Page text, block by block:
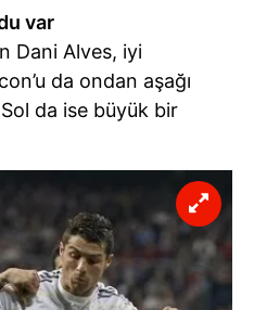
var
Dani Alves, iyi
da ondan aşağı
da ise büyük bir